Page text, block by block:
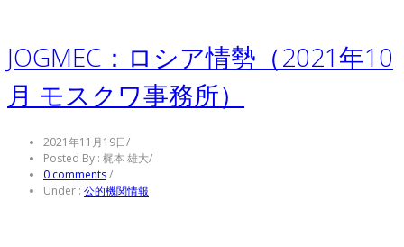
JOGMEC：ロシア情勢（2021年10
月 モスクワ事務所）
2021年11月19日/
Posted By : 梶本 雄大/
0 comments/
Under : 公的機関情報